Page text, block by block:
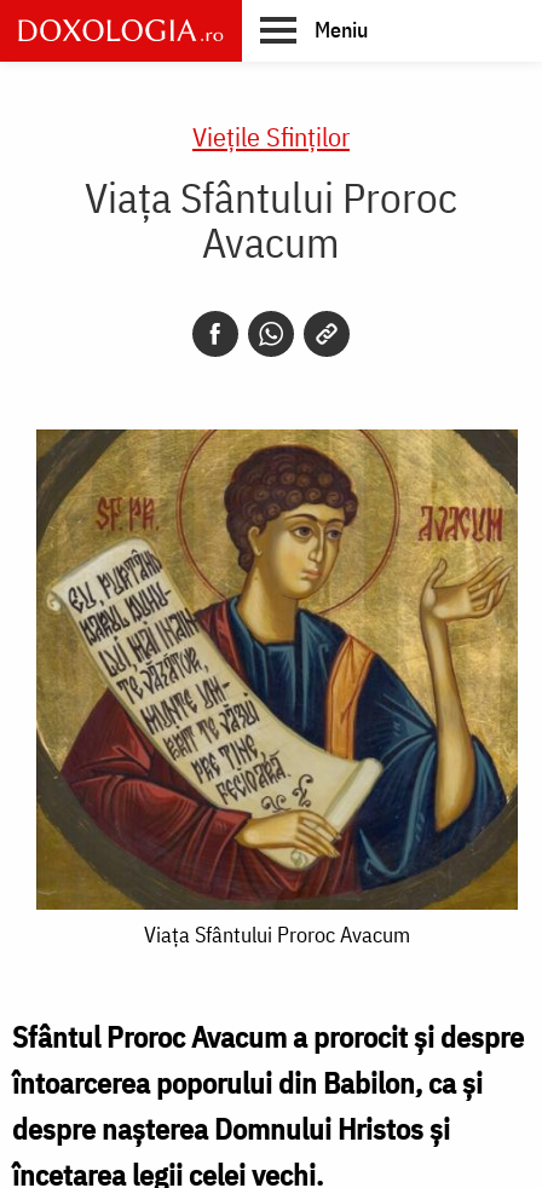
Skip
to
main
Meniu
Vieţile Sfinţilor
Viața Sfântului Proroc
Avacum
Proroc
Avacum
Viața Sfântului Proroc Avacum
Sfântul Proroc Avacum a prorocit și despre
întoarcerea poporului din Babilon, ca și
despre nașterea Domnului Hristos și
încetarea legii celei vechi.